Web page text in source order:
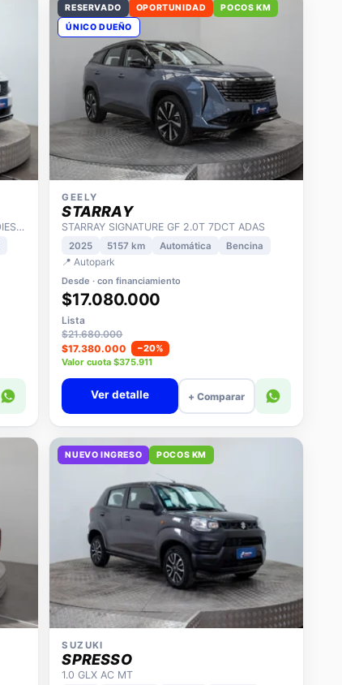
3008 1.5 ALLURE PACK BLUEHDI 130 AT DIESEL
RESERVADO OPORTUNIDAD
POCOS KM
ÚNICO DUEÑO
GEELY
STARRAY
STARRAY SIGNATURE GF 2.0T 7DCT ADAS
2025 5157 km Automática Bencina
📍 Autopark
Desde · con financiamiento
$17.080.000
Lista
$21.680.000
$17.380.000
−20%
Valor cuota $375.911
Ver detalle + Comparar
NUEVO INGRESO POCOS KM
SUZUKI
SPRESSO
1.0 GLX AC MT